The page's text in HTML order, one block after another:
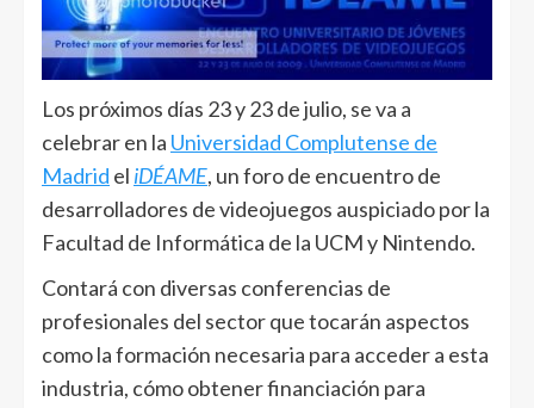
Los próximos días 23 y 23 de julio, se va a
celebrar en la Universidad Complutense de
Madrid el iDÉAME, un foro de encuentro de
desarrolladores de videojuegos auspiciado por la
Facultad de Informática de la UCM y Nintendo.
Contará con diversas conferencias de
profesionales del sector que tocarán aspectos
como la formación necesaria para acceder a esta
industria, cómo obtener financiación para